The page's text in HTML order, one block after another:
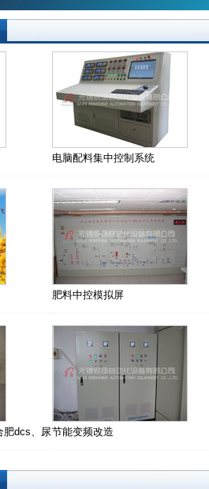
电脑配料集中控制系统
肥料中控模拟屏
肥dcs、尿节能变频改造